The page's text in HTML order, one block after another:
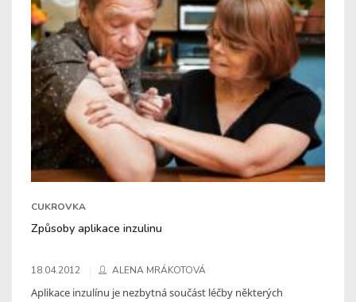
CUKROVKA
Způsoby aplikace inzulinu
18.04.2012 ALENA MRÁKOTOVÁ
Aplikace inzulínu je nezbytná součást léčby některých